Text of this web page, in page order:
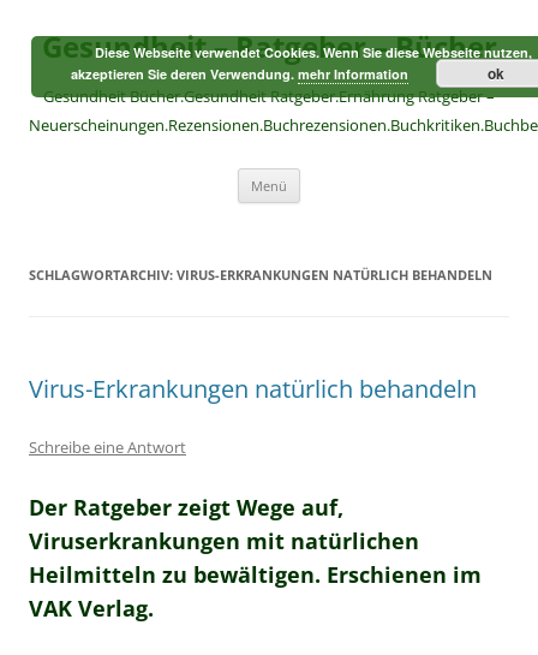
springen
Gesundheit – Ratgeber – Bücher
Gesundheit Bücher.Gesundheit Ratgeber.Ernährung Ratgeber –
Menü
SCHLAGWORTARCHIV: VIRUS-ERKRANKUNGEN NATÜRLICH BEHANDELN
Virus-Erkrankungen natürlich behandeln
Schreibe eine Antwort
Der Ratgeber zeigt Wege auf,
Viruserkrankungen mit natürlichen
Heilmitteln zu bewältigen. Erschienen im
VAK Verlag.
Diese Webseite verwendet Cookies. Wenn Sie diese Webseite nutzen,
akzeptieren Sie deren Verwendung.mehr Information ok